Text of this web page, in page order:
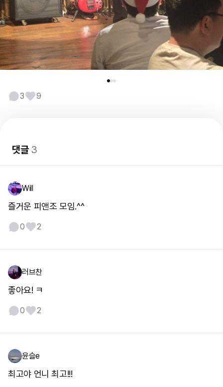
3 9
댓글3
Will
즐거운 피앤조 모임.^^
0 2
러브찬
좋아요! ㅋ
0 2
윤슬e
최고야 언니 최고!!!